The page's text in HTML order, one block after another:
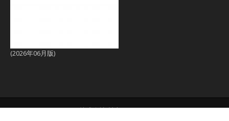
(2026年06月版)
Copyright © 株式会社 村上組 All Rights Reserved.